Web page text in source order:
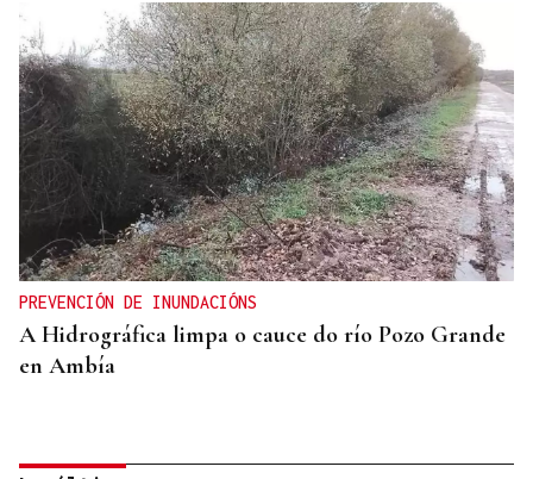
PREVENCIÓN DE INUNDACIÓNS
A Hidrográfica limpa o cauce do río Pozo Grande
en Ambía